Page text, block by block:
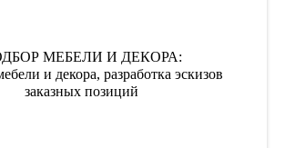
МЕБЕЛИ И ДЕКОРА:
и декора, разработка эскизов
заказных позиций